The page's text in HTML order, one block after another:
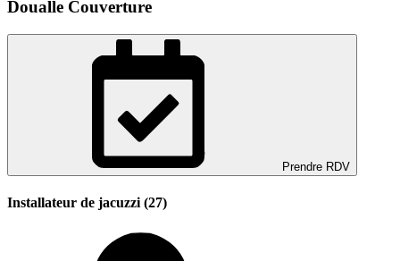
Doualle Couverture
Prendre RDV
Installateur de jacuzzi (27)